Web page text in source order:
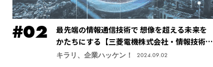
最先端の情報通信技術で 想像を超える未来を
かたちにする【三菱電機株式会社・情報技術総
合研究所】
キラリ、企業ハッケン！ 2024.09.02